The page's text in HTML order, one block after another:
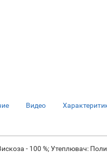
Видео
- 100 %; Утеплювач: